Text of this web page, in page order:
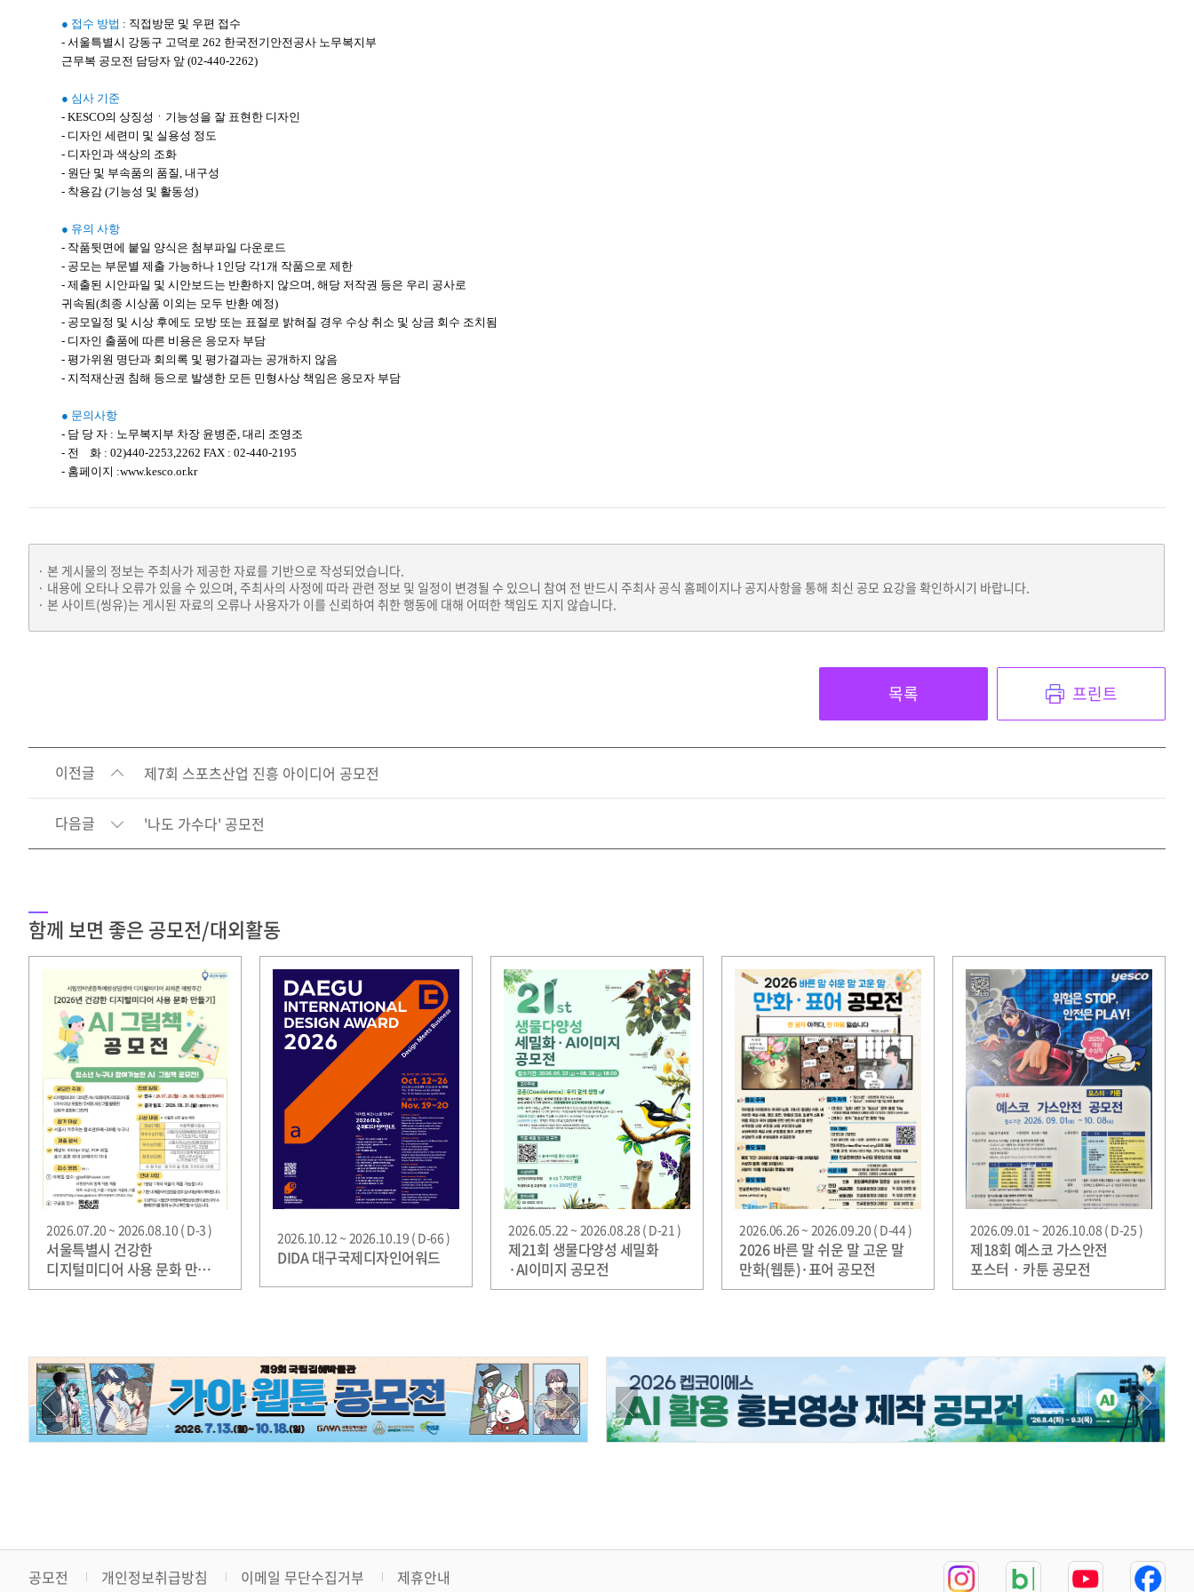
● 접수 방법 : 직접방문 및 우편 접수
- 서울특별시 강동구 고덕로 262 한국전기안전공사 노무복지부
근무복 공모전 담당자 앞 (02-440-2262)
● 심사 기준
- KESCO의 상징성ㆍ기능성을 잘 표현한 디자인
- 디자인 세련미 및 실용성 정도
- 디자인과 색상의 조화
- 원단 및 부속품의 품질, 내구성
- 착용감 (기능성 및 활동성)
● 유의 사항
- 작품뒷면에 붙일 양식은 첨부파일 다운로드
- 공모는 부문별 제출 가능하나 1인당 각1개 작품으로 제한
- 제출된 시안파일 및 시안보드는 반환하지 않으며, 해당 저작권 등은 우리 공사로
귀속됨(최종 시상품 이외는 모두 반환 예정)
- 공모일정 및 시상 후에도 모방 또는 표절로 밝혀질 경우 수상 취소 및 상금 회수 조치됨
- 디자인 출품에 따른 비용은 응모자 부담
- 평가위원 명단과 회의록 및 평가결과는 공개하지 않음
- 지적재산권 침해 등으로 발생한 모든 민형사상 책임은 응모자 부담
● 문의사항
- 담 당 자 : 노무복지부 차장 윤병준, 대리 조영조
- 전 화 : 02)440-2253,2262 FAX : 02-440-2195
- 홈페이지 :www.kesco.or.kr
본 게시물의 정보는 주최사가 제공한 자료를 기반으로 작성되었습니다.
내용에 오타나 오류가 있을 수 있으며, 주최사의 사정에 따라 관련 정보 및 일정이 변경될 수 있으니 참여 전 반드시 주최사 공식 홈페이지나 공지사항을 통해 최신 공모 요강을 확인하시기 바랍니다.
본 사이트(씽유)는 게시된 자료의 오류나 사용자가 이를 신뢰하여 취한 행동에 대해 어떠한 책임도 지지 않습니다.
목록 프린트
이전글 제7회 스포츠산업 진흥 아이디어 공모전
다음글 '나도 가수다' 공모전
함께 보면 좋은 공모전/대외활동
2026.07.20 ~ 2026.08.10 ( D-3 )
서울특별시 건강한
디지털미디어 사용 문화 만들기
AI 그림책 공모전
2026.10.12 ~ 2026.10.19 ( D-66 )
DIDA 대구국제디자인어워드
2026.05.22 ~ 2026.08.28 ( D-21 )
제21회 생물다양성 세밀화
·AI이미지 공모전
2026.06.26 ~ 2026.09.20 ( D-44 )
2026 바른 말 쉬운 말 고운 말
만화(웹툰)·표어 공모전
2026.09.01 ~ 2026.10.08 ( D-25 )
제18회 예스코 가스안전
포스터 · 카툰 공모전
공모전 개인정보취급방침 이메일 무단수집거부 제휴안내